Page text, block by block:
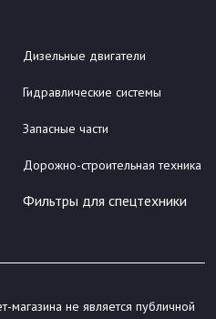
Дизельные двигатели
Гидравлические системы
Запасные части
Дорожно-строительная техника
Фильтры для спецтехники
магазина не является публичной